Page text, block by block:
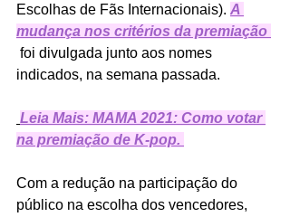
Escolhas de Fãs Internacionais). A
mudança nos critérios da premiação
foi divulgada junto aos nomes
indicados, na semana passada.
Leia Mais: MAMA 2021: Como votar
na premiação de K-pop.
Com a redução na participação do
público na escolha dos vencedores,